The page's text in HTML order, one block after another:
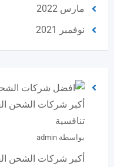
مارس 2022
نوفمبر 2021
أكبر شركات الشحن
تنافسية
بواسطة admin
أكبر شركات الشحن